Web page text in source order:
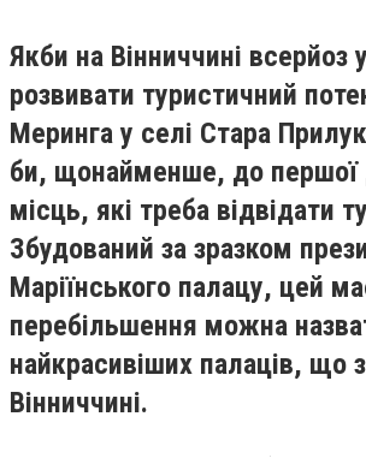
Якби на Вінниччині всерйоз
розвивати туристичний
Меринга у селі Стара
би, щонайменше, до першої
місць, які треба відвідати
Збудований за зразком
Маріїнського палацу, цей
перебільшення можна
найкрасивіших палаців, що
Вінниччині.